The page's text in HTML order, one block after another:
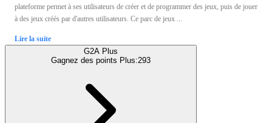
plateforme permet à ses utilisateurs de créer et de programmer des jeux, puis de jouer
à des jeux créés par d'autres utilisateurs. Ce parc de jeux ...
Lire la suite
G2A Plus
Gagnez des points Plus:293